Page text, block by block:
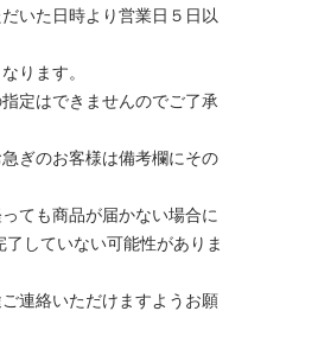
いた日時より営業日５日以
ります。
定はできませんのでご了承
ぎのお客様は備考欄にその
ても商品が届かない場合に
していない可能性がありま
連絡いただけますようお願